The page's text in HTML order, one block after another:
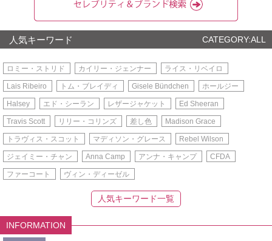
人気キーワード CATEGORY:ALL
ロミー・ストリド カイリー・ジェンナー ライス・リベイロ
Lais Ribeiro トム・ブレイディ Gisele Bündchen ホールジー
Halsey エド・シーラン レザージャケット Ed Sheeran
Travis Scott リリー・コリンズ 差し色 Madison Grace
トラヴィス・スコット マディソン・グレース Rebel Wilson
ジェイミー・チャン Anna Camp アンナ・キャンプ CFDA
ファーコート ヴィン・ディーゼル
人気キーワード一覧
INFORMATION